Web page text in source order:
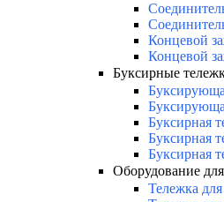
Концевой
Концевой
Буксирные
Буксирная
Буксирная
Буксирная
Оборудование
Тележка